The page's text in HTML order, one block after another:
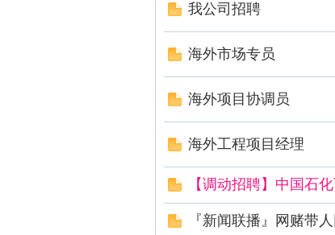
我公司招聘
海外市场专员
海外项目协调员
海外工程项目经理
【调动招聘】中国石
『新闻联播』网赌带